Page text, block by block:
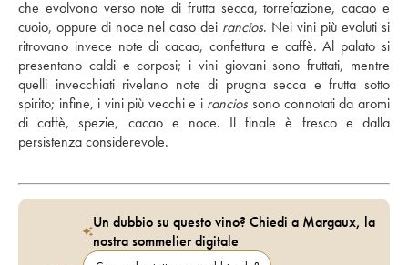
che evolvono verso note di frutta secca, torrefazione, cacao e
cuoio, oppure di noce nel caso dei rancios. Nei vini più evoluti si
ritrovano invece note di cacao, confettura e caffè. Al palato si
presentano caldi e corposi; i vini giovani sono fruttati, mentre
quelli invecchiati rivelano note di prugna secca e frutta sotto
spirito; infine, i vini più vecchi e i rancios sono connotati da aromi
di caffè, spezie, cacao e noce. Il finale è fresco e dalla
persistenza considerevole.
Un dubbio su questo vino? Chiedi a Margaux, la
nostra sommelier digitale